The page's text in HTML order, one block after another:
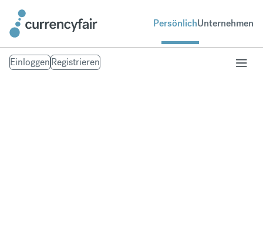
PersönlichUnternehmen
EinloggenRegistrieren